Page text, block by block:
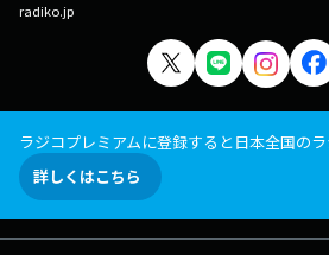
radiko.jp
ラジコプレミアムに登録すると日本全国の
詳しくはこちら